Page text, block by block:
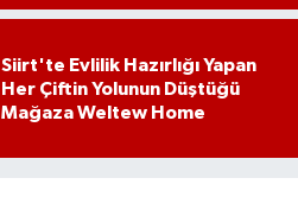
Siirt'te Evlilik Hazırlığı Yapan
Her Çiftin Yolunun Düştüğü
Mağaza Weltew Home